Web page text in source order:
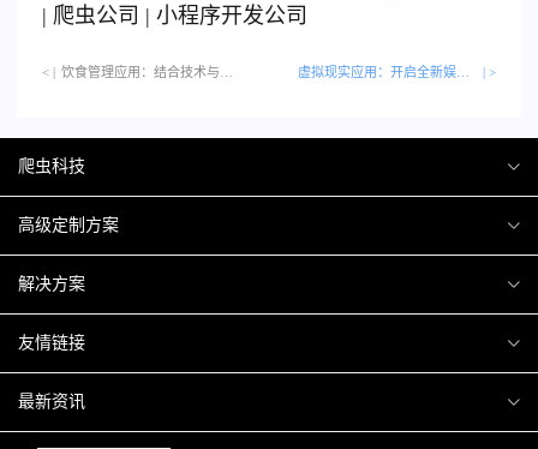
| 爬虫公司 | 小程序开发公司
< | | >
爬虫科技
爬虫案例
关于爬虫
高级定制方案
H5互动营销
微信小程序
解决方案
商城解决方案
商城会员积分商城解决方案
网站解决方案
友情链接
厦门小程序开发
最新资讯